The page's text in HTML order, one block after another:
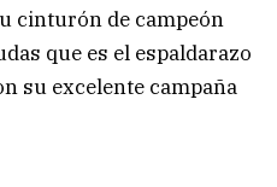
cinturón de campeón
que es el espaldarazo
su excelente campaña